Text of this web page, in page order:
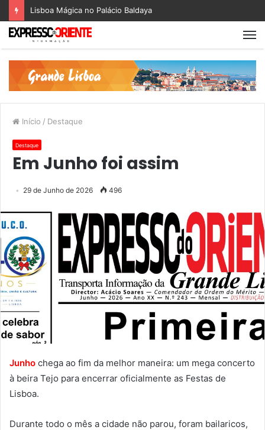
Lisboa Mágica no Palácio Baldaya
Início / Destaque
Destaque
Em Junho foi assim
29 de Junho de 2026 496
Junho chega ao fim da melhor maneira: um mega concerto
à beira Tejo para encerrar oficialmente as Festas de
Lisboa.
Durante todo o mês a cidade não parou, foram bailaricos,